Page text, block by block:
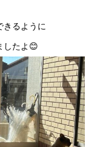
きるように
したよ😊